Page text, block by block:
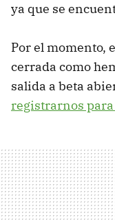
ya que se
Por el momento,
cerrada como
salida a beta
registrarnos